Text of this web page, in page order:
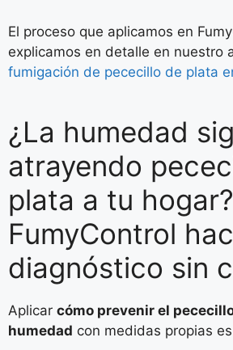
El proceso que aplicamos en
explicamos en detalle en nuestro
fumigación de pececillo de plata
¿La humedad
atrayendo
plata a tu
FumyControl
diagnóstico sin
Aplicar cómo prevenir el
humedad con medidas propias